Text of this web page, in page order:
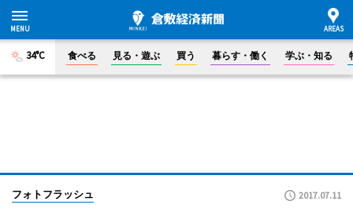
34°C 食べる 見る・遊ぶ 買う 暮らす・働く 学ぶ・知る
フォトフラッシュ 2017.07.11